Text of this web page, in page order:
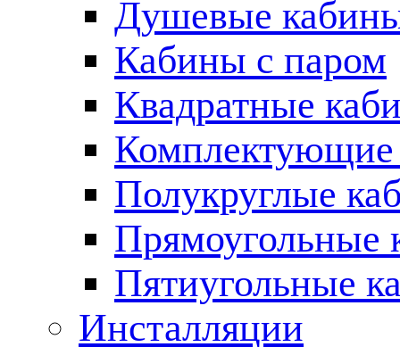
Душевые
Кабины с паром
Квадратные
Комплектующие
Полукруглые
Прямоугольные
Пятиугольные
Инсталляции